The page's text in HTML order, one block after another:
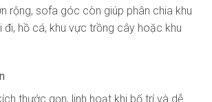
rộng, sofa góc còn giúp phân chia khu
đi, hồ cá, khu vực trồng cây hoặc khu
thước gọn, linh hoạt khi bố trí và dễ